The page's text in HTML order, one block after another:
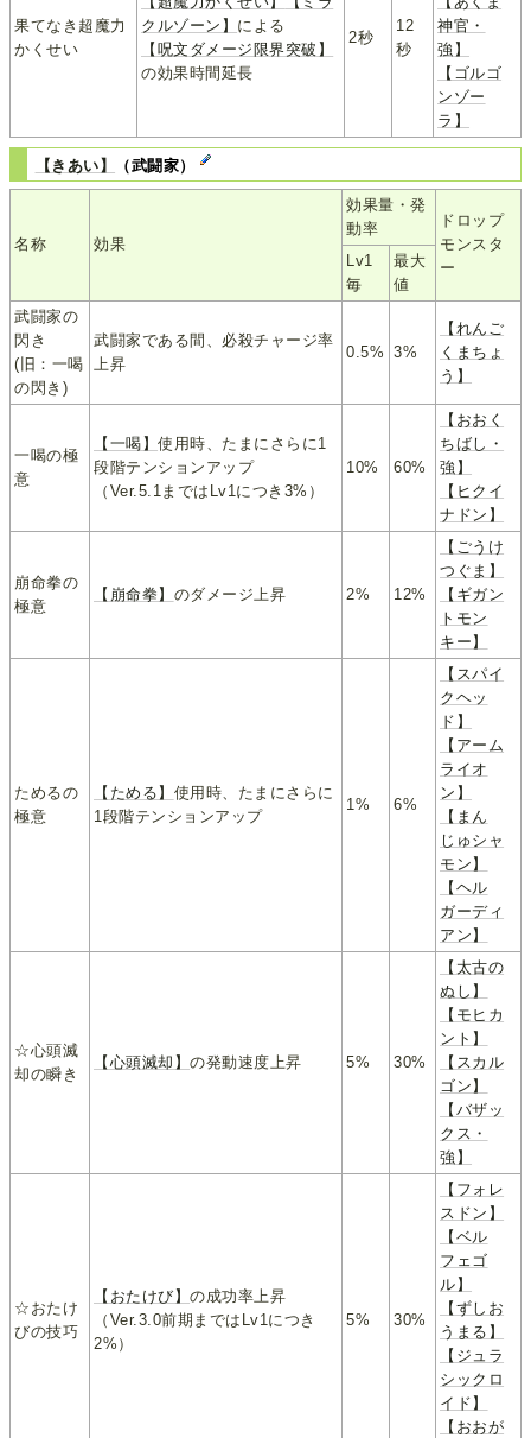
果てなき超魔力
かくせい
クルゾーン】 による
【呪文ダメージ限界突破】
の効果時間延長
2秒
12
秒
神官・
強】
【ゴルゴ
ンゾー
ラ】
【きあい】 （武闘家）
名称 効果
効果量・発
動率
ドロップ
モンスタ
ー
Lv1
毎
最大
値
武闘家の
閃き
(旧：一喝
の閃き)
武闘家である間、必殺チャージ率
上昇
0.5% 3%
【れんご
くまちょ
う】
一喝の極
意
【一喝】使用時、たまにさらに1
段階テンションアップ
（Ver.5.1まではLv1につき3%）
10% 60%
【おおく
ちばし・
強】
【ヒクイ
ナドン】
崩命拳の
極意
【崩命拳】 のダメージ上昇 2% 12%
【ごうけ
つぐま】
【ギガン
トモン
キー】
ためるの
極意
【ためる】 使用時、たまにさらに
1段階テンションアップ
1% 6%
【スパイ
クヘッ
ド】
【アーム
ライオ
ン】
【まん
じゅシャ
モン】
【ヘル
ガーディ
アン】
☆心頭滅
却の瞬き
【心頭滅却】の発動速度上昇 5% 30%
【太古の
ぬし】
【モヒカ
ント】
【スカル
ゴン】
【バザッ
クス・
強】
☆おたけ
びの技巧
【おたけび】の成功率上昇
（Ver.3.0前期まではLv1につき
2%）
5% 30%
【フォレ
スドン】
【ベル
フェゴ
ル】
【ずしお
うまる】
【ジュラ
シックロ
イド】
【おおが